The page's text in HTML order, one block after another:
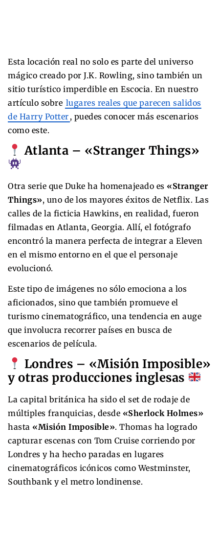
Esta locación real no solo es parte del universo
mágico creado por J.K. Rowling, sino también un
sitio turístico imperdible en Escocia. En nuestro
artículo sobre lugares reales que parecen salidos
de Harry Potter , puedes conocer más escenarios
como este.
Atlanta – «Stranger Things»
Otra serie que Duke ha homenajeado es «Stranger
Things», uno de los mayores éxitos de Netflix. Las
calles de la ficticia Hawkins, en realidad, fueron
filmadas en Atlanta, Georgia. Allí, el fotógrafo
encontró la manera perfecta de integrar a Eleven
en el mismo entorno en el que el personaje
evolucionó.
Este tipo de imágenes no sólo emociona a los
aficionados, sino que también promueve el
turismo cinematográfico, una tendencia en auge
que involucra recorrer países en busca de
escenarios de película.
Londres – «Misión Imposible»
y otras producciones inglesas
La capital británica ha sido el set de rodaje de
múltiples franquicias, desde «Sherlock Holmes»
hasta «Misión Imposible». Thomas ha logrado
capturar escenas con Tom Cruise corriendo por
Londres y ha hecho paradas en lugares
cinematográficos icónicos como Westminster,
Southbank y el metro londinense.